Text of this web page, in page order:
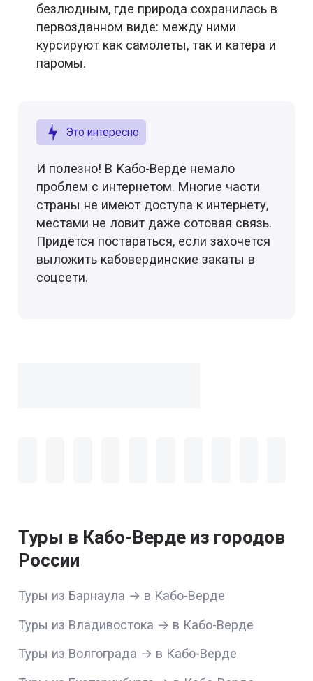
безлюдным, где природа сохранилась в
первозданном виде: между ними
курсируют как самолеты, так и катера и
паромы.
Это интересно
И полезно! В Кабо-Верде немало
проблем с интернетом. Многие части
страны не имеют доступа к интернету,
местами не ловит даже сотовая связь.
Придётся постараться, если захочется
выложить кабовердинские закаты в
соцсети.
Туры в Кабо-Верде из городов
России
Туры из Барнаула → в Кабо-Верде
Туры из Владивостока → в Кабо-Верде
Туры из Волгограда → в Кабо-Верде